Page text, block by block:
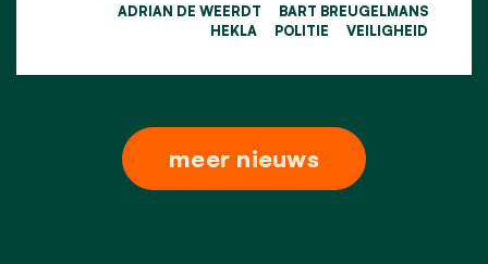
ADRIAN DE WEERDT
BART BREUGELMANS
HEKLA
POLITIE VEILIGHEID
meer nieuws